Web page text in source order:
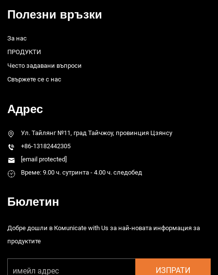
Полезни връзки
За нас
ПРОДУКТИ
Често задавани въпроси
Свържете се с нас
Адрес
Ул. Тайлянг №11, град Тайчжоу, провинция Цзянсу
+86-13182442305
[email protected]
Време: 9.00 ч. сутринта - 4.00 ч. следобед
Бюлетин
Добре дошли в Комunicate with Us за най-новата информация за
продуктите
ИЗПРАТИ